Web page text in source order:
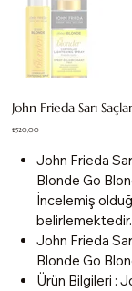
John Frieda Sarı
Fiyat
₺520,00
John Frieda
Blonde Go
İncelemiş
belirlemektedir.
John Frieda
Blonde Go
Ürün Bilgileri :